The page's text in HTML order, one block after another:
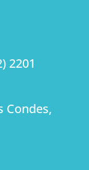
2201
Condes,